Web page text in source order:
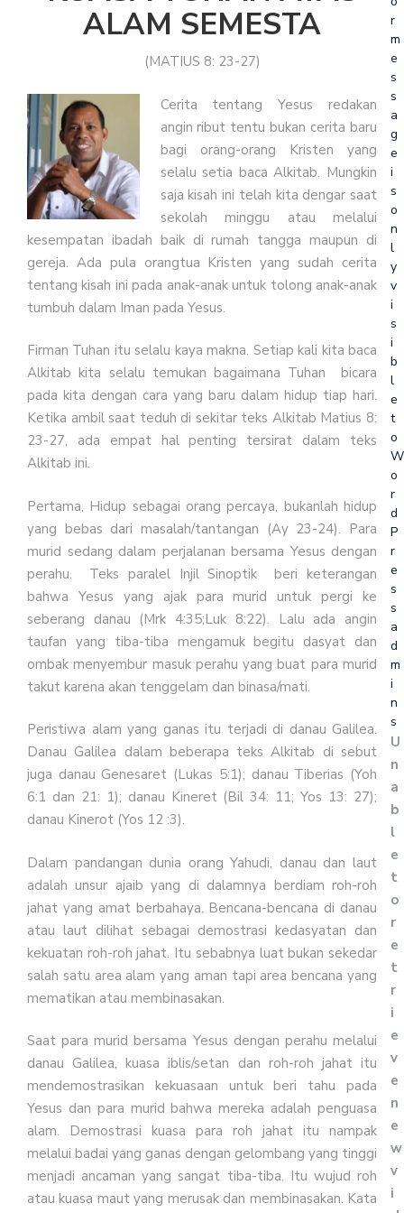
ALAM SEMESTA
(MATIUS 8: 23-27)
Cerita tentang Yesus redakan
angin ribut tentu bukan cerita baru
bagi orang-orang Kristen yang
selalu setia baca Alkitab. Mungkin
saja kisah ini telah kita dengar saat
sekolah minggu atau melalui
kesempatan ibadah baik di rumah tangga maupun di
gereja. Ada pula orangtua Kristen yang sudah cerita
tentang kisah ini pada anak-anak untuk tolong anak-anak
tumbuh dalam Iman pada Yesus.
Firman Tuhan itu selalu kaya makna. Setiap kali kita baca
Alkitab kita selalu temukan bagaimana Tuhan bicara
pada kita dengan cara yang baru dalam hidup tiap hari.
Ketika ambil saat teduh di sekitar teks Alkitab Matius 8:
23-27, ada empat hal penting tersirat dalam teks
Alkitab ini.
Pertama, Hidup sebagai orang percaya, bukanlah hidup
yang bebas dari masalah/tantangan (Ay 23-24). Para
murid sedang dalam perjalanan bersama Yesus dengan
perahu. Teks paralel Injil Sinoptik beri keterangan
bahwa Yesus yang ajak para murid untuk pergi ke
seberang danau (Mrk 4:35;Luk 8:22). Lalu ada angin
taufan yang tiba-tiba mengamuk begitu dasyat dan
ombak menyembur masuk perahu yang buat para murid
takut karena akan tenggelam dan binasa/mati.
Peristiwa alam yang ganas itu terjadi di danau Galilea.
Danau Galilea dalam beberapa teks Alkitab di sebut
juga danau Genesaret (Lukas 5:1); danau Tiberias (Yoh
6:1 dan 21: 1); danau Kineret (Bil 34: 11; Yos 13: 27);
danau Kinerot (Yos 12 :3).
Dalam pandangan dunia orang Yahudi, danau dan laut
adalah unsur ajaib yang di dalamnya berdiam roh-roh
jahat yang amat berbahaya. Bencana-bencana di danau
atau laut dilihat sebagai demostrasi kedasyatan dan
kekuatan roh-roh jahat. Itu sebabnya luat bukan sekedar
salah satu area alam yang aman tapi area bencana yang
mematikan atau membinasakan.
Saat para murid bersama Yesus dengan perahu melalui
danau Galilea, kuasa iblis/setan dan roh-roh jahat itu
mendemostrasikan kekuasaan untuk beri tahu pada
Yesus dan para murid bahwa mereka adalah penguasa
alam. Demostrasi kuasa para roh jahat itu nampak
melalui badai yang ganas dengan gelombang yang tinggi
menjadi ancaman yang sangat tiba-tiba. Itu wujud roh
atau kuasa maut yang merusak dan membinasakan. Kata
r
m
e
s
s
a
g
e
i
s
o
n
l
y
v
i
s
i
b
l
e
t
o
W
o
r
d
P
r
e
s
s
a
d
m
i
n
s
U
n
a
b
l
e
t
o
r
e
t
r
i
e
v
e
n
e
w
v
i